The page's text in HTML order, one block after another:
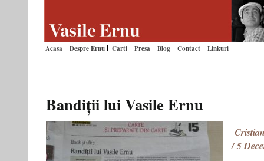
Acasa Despre Ernu Carti Presa Blog Contact Linkuri
Bandiții lui Vasile Ernu
/ 5